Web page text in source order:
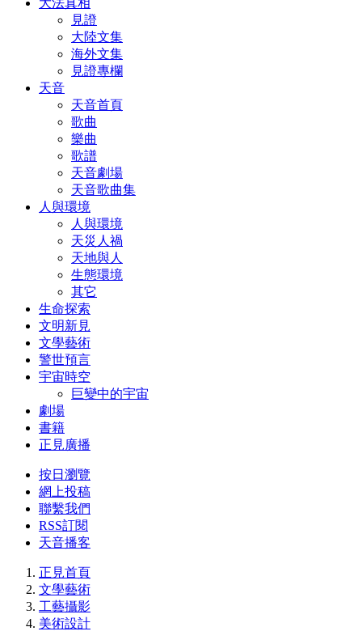
見證
大陸文集
海外文集
見證專欄
天音
天音首頁
歌曲
樂曲
歌譜
天音劇場
天音歌曲集
人與環境
人與環境
天災人禍
天地與人
生態環境
其它
生命探索
文明新見
文學藝術
警世預言
宇宙時空
巨變中的宇宙
劇場
書籍
正見廣播
按日瀏覽
網上投稿
聯繫我們
RSS訂閱
天音播客
正見首頁
文學藝術
工藝攝影
美術設計